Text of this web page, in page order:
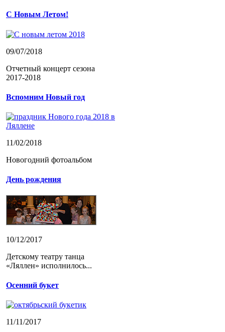
С Новым Летом!
09/07/2018
Отчетный концерт сезона
2017-2018
Вспомним Новый год
11/02/2018
Новогодний фотоальбом
День рождения
10/12/2017
Детскому театру танца
«Ляллен» исполнилось...
Осенний букет
11/11/2017